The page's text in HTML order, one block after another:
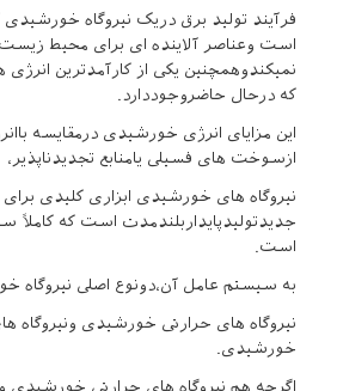
فرآیند تولید برق دریک نیروگاه
است وعناصر آلاینده ای برای محیط زیست
نمیکندوهمچنین یکی از کارآمدترین
که درحال حاضروجوددارد.
این مزایای انرژی خورشیدی درمقایسه
ازسوخت های فسیلی یامنابع تجدیدناپذیر،
نیروگاه های خورشیدی ابزاری کلیدی
جدیدتولیدپایداربلندمدت است که کاملاً
است.
به سیستم عامل آن،دونوع اصلی نیروگاه
نیروگاه های حرارتی خورشیدی ونیروگاه
خورشیدی.
اگرچه هم نیروگاه های حرارتی خورشیدی